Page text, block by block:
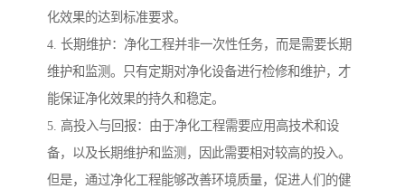
化效果的达到标准要求。
4. 长期维护：净化工程并非一次性任务，而是需要长期
维护和监测。只有定期对净化设备进行检修和维护，才
能保证净化效果的持久和稳定。
5. 高投入与回报：由于净化工程需要应用高技术和设
备，以及长期维护和监测，因此需要相对较高的投入。
但是，通过净化工程能够改善环境质量，促进人们的健